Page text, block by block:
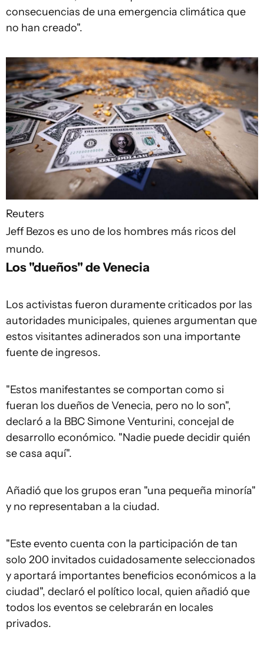
consecuencias de una emergencia climática que
no han creado".
Reuters
Jeff Bezos es uno de los hombres más ricos del
mundo.
Los "dueños" de Venecia
Los activistas fueron duramente criticados por las
autoridades municipales, quienes argumentan que
estos visitantes adinerados son una importante
fuente de ingresos.
"Estos manifestantes se comportan como si
fueran los dueños de Venecia, pero no lo son",
declaró a la BBC Simone Venturini, concejal de
desarrollo económico. "Nadie puede decidir quién
se casa aquí".
Añadió que los grupos eran "una pequeña minoría"
y no representaban a la ciudad.
"Este evento cuenta con la participación de tan
solo 200 invitados cuidadosamente seleccionados
y aportará importantes beneficios económicos a la
ciudad", declaró el político local, quien añadió que
todos los eventos se celebrarán en locales
privados.